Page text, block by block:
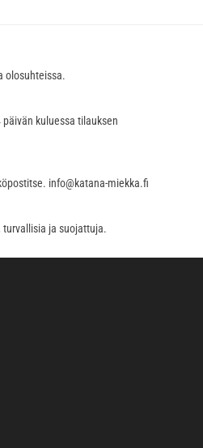
olosuhteissa.
kuluessa tilauksen
info@katana-miekka.fi
ja suojattuja.